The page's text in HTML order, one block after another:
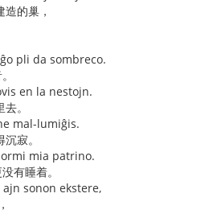
的巢，
pli da sombreco.
en la nestojn.
。
mal-lumiĝis.
寂。
mia patrino.
有睡着。
sonon ekstere,